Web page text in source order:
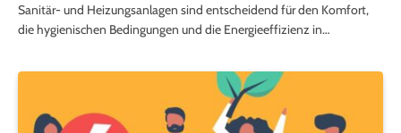
Sanitär- und Heizungsanlagen sind entscheidend für den Komfort,
die hygienischen Bedingungen und die Energieeffizienz in…